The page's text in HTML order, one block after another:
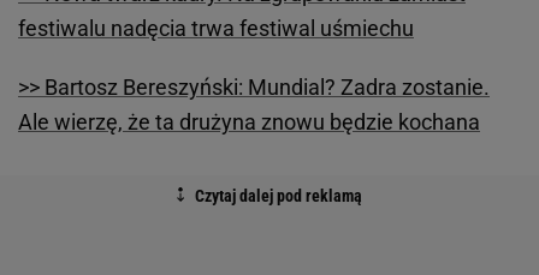
festiwalu nadęcia trwa festiwal uśmiechu
>> Bartosz Bereszyński: Mundial? Zadra zostanie.
Ale wierzę, że ta drużyna znowu będzie kochana